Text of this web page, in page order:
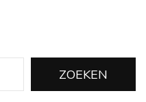
ZOEKEN